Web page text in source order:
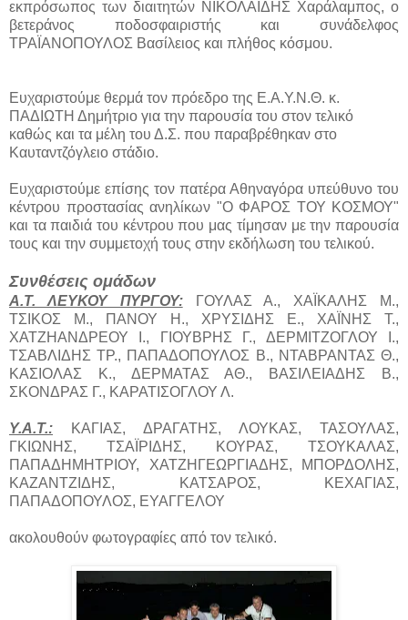
εκπρόσωπος των διαιτητών ΝΙΚΟΛΑΪΔΗΣ Χαράλαμπος, ο
βετεράνος ποδοσφαιριστής και συνάδελφος
ΤΡΑΪΑΝΟΠΟΥΛΟΣ Βασίλειος και πλήθος κόσμου.
Ευχαριστούμε θερμά τον πρόεδρο της Ε.Α.Υ.Ν.Θ. κ.
ΠΑΔΙΩΤΗ Δημήτριο για την παρουσία του στον τελικό
καθώς και τα μέλη του Δ.Σ. που παραβρέθηκαν στο
Καυταντζόγλειο στάδιο.
Ευχαριστούμε επίσης τον πατέρα Αθηναγόρα υπεύθυνο του
κέντρου προστασίας ανηλίκων "Ο ΦΑΡΟΣ ΤΟΥ ΚΟΣΜΟΥ"
και τα παιδιά του κέντρου που μας τίμησαν με την παρουσία
τους και την συμμετοχή τους στην εκδήλωση του τελικού.
Συνθέσεις ομάδων
Α.Τ. ΛΕΥΚΟΥ ΠΥΡΓΟΥ:ΓΟΥΛΑΣ Α., ΧΑΪΚΑΛΗΣ Μ.,
ΤΣΙΚΟΣ Μ., ΠΑΝΟΥ Η., ΧΡΥΣΙΔΗΣ Ε., ΧΑΪΝΗΣ Τ.,
ΧΑΤΖΗΑΝΔΡΕΟΥ Ι., ΓΙΟΥΒΡΗΣ Γ., ΔΕΡΜΙΤΖΟΓΛΟΥ Ι.,
ΤΣΑΒΛΙΔΗΣ ΤΡ., ΠΑΠΑΔΟΠΟΥΛΟΣ Β., ΝΤΑΒΡΑΝΤΑΣ Θ.,
ΚΑΣΙΟΛΑΣ Κ., ΔΕΡΜΑΤΑΣ ΑΘ., ΒΑΣΙΛΕΙΑΔΗΣ Β.,
ΣΚΟΝΔΡΑΣ Γ., ΚΑΡΑΤΙΣΟΓΛΟΥ Λ.
Υ.Α.Τ.: ΚΑΓΙΑΣ, ΔΡΑΓΑΤΗΣ, ΛΟΥΚΑΣ, ΤΑΣΟΥΛΑΣ,
ΓΚΙΩΝΗΣ, ΤΣΑΪΡΙΔΗΣ, ΚΟΥΡΑΣ, ΤΣΟΥΚΑΛΑΣ,
ΠΑΠΑΔΗΜΗΤΡΙΟΥ, ΧΑΤΖΗΓΕΩΡΓΙΑΔΗΣ, ΜΠΟΡΔΟΛΗΣ,
ΚΑΖΑΝΤΖΙΔΗΣ, ΚΑΤΣΑΡΟΣ, ΚΕΧΑΓΙΑΣ,
ΠΑΠΑΔΟΠΟΥΛΟΣ, ΕΥΑΓΓΕΛΟΥ
ακολουθούν φωτογραφίες από τον τελικό.